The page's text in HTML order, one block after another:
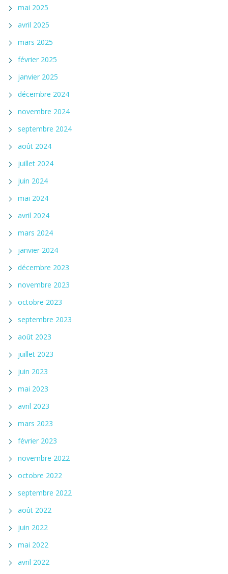
mai 2025
avril 2025
mars 2025
février 2025
janvier 2025
décembre 2024
novembre 2024
septembre 2024
août 2024
juillet 2024
juin 2024
mai 2024
avril 2024
mars 2024
janvier 2024
décembre 2023
novembre 2023
octobre 2023
septembre 2023
août 2023
juillet 2023
juin 2023
mai 2023
avril 2023
mars 2023
février 2023
novembre 2022
octobre 2022
septembre 2022
août 2022
juin 2022
mai 2022
avril 2022